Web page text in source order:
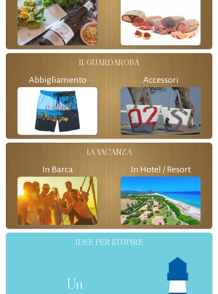
IL GUARDAROBA
Abbigliamento Accessori
LA VACANZA
In Barca In Hotel / Resort
IDEE PER STUPIRE
Un